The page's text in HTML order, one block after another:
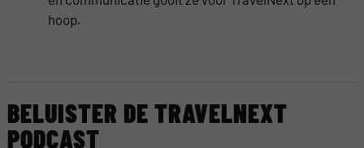
hoop.
BELUISTER DE TRAVELNEXT
PODCAST